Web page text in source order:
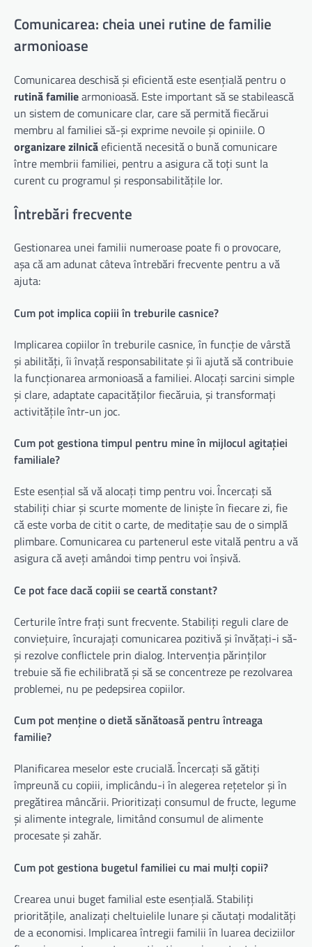
Comunicarea: cheia unei rutine de familie
armonioase
Comunicarea deschisă și eficientă este esențială pentru o
rutină familiearmonioasă. Este important să se stabilească
un sistem de comunicare clar, care să permită fiecărui
membru al familiei să-și exprime nevoile și opiniile. O
organizare zilnicăeficientă necesită o bună comunicare
între membrii familiei, pentru a asigura că toți sunt la
curent cu programul și responsabilitățile lor.
Întrebări frecvente
Gestionarea unei familii numeroase poate fi o provocare,
așa că am adunat câteva întrebări frecvente pentru a vă
ajuta:
Cum pot implica copiii în treburile casnice?
Implicarea copiilor în treburile casnice, în funcție de vârstă
și abilități, îi învață responsabilitate și îi ajută să contribuie
la funcționarea armonioasă a familiei. Alocați sarcini simple
și clare, adaptate capacităților fiecăruia, și transformați
activitățile într-un joc.
Cum pot gestiona timpul pentru mine în mijlocul agitației
familiale?
Este esențial să vă alocați timp pentru voi. Încercați să
stabiliți chiar și scurte momente de liniște în fiecare zi, fie
că este vorba de citit o carte, de meditație sau de o simplă
plimbare. Comunicarea cu partenerul este vitală pentru a vă
asigura că aveți amândoi timp pentru voi înșivă.
Ce pot face dacă copiii se ceartă constant?
Certurile între frați sunt frecvente. Stabiliți reguli clare de
conviețuire, încurajați comunicarea pozitivă și învățați-i să-
și rezolve conflictele prin dialog. Intervenția părinților
trebuie să fie echilibrată și să se concentreze pe rezolvarea
problemei, nu pe pedepsirea copiilor.
Cum pot menține o dietă sănătoasă pentru întreaga
familie?
Planificarea meselor este crucială. Încercați să gătiți
împreună cu copiii, implicându-i în alegerea rețetelor și în
pregătirea mâncării. Prioritizați consumul de fructe, legume
și alimente integrale, limitând consumul de alimente
procesate și zahăr.
Cum pot gestiona bugetul familiei cu mai mulți copii?
Crearea unui buget familial este esențială. Stabiliți
prioritățile, analizați cheltuielile lunare și căutați modalități
de a economisi. Implicarea întregii familii în luarea deciziilor